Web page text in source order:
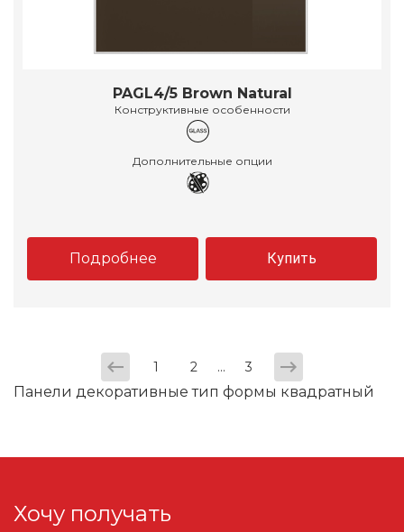
PAGL4/5 Brown Natural
Конструктивные особенности
Дополнительные опции
Подробнее Купить
1 2 ... 3
Панели декоративные тип формы квадратный
Хочу получать